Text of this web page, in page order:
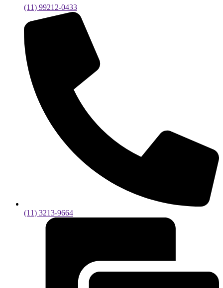
(11) 99212-0433
(11) 3213-9664